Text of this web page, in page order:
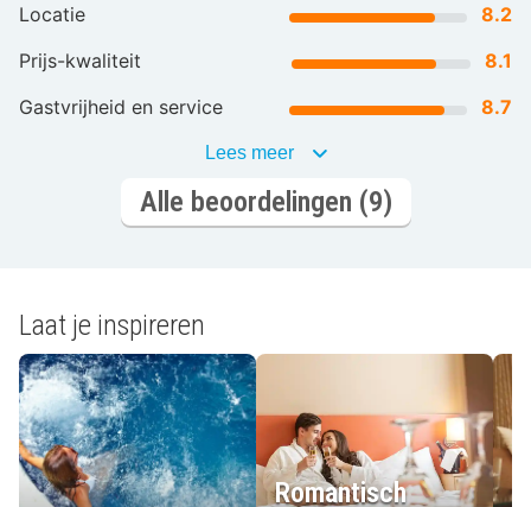
Locatie
8.2
Prijs-kwaliteit
8.1
Gastvrijheid en service
8.7
Lees meer
Alle beoordelingen (9)
Laat je inspireren
Romantisch